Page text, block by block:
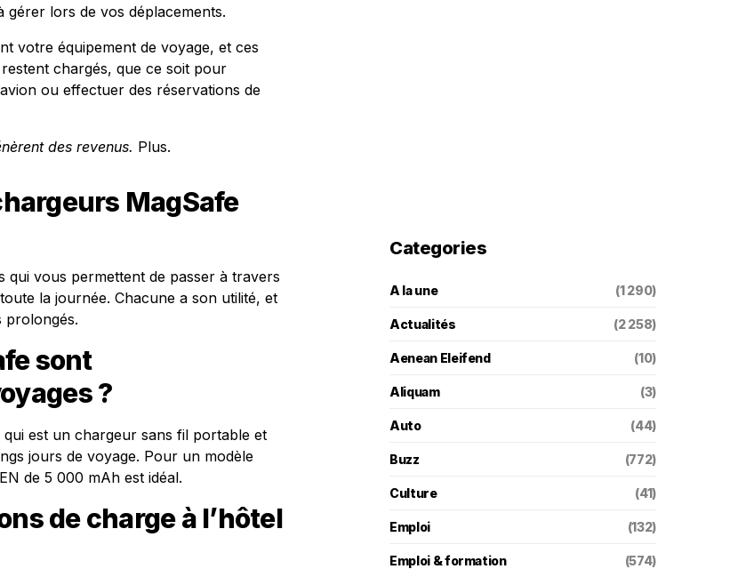
lors de vos déplacements.
votre équipement de voyage, et ces
chargés, que ce soit pour
ou effectuer des réservations de
des revenus. Plus.
MagSafe
qui vous permettent de passer à travers
la journée. Chacune a son utilité, et
prolongés.
sont
?
est un chargeur sans fil portable et
jours de voyage. Pour un modèle
de 5 000 mAh est idéal.
de charge à l’hôtel
Categories
A la une (1 290)
Actualités (2 258)
Aenean Eleifend (10)
Aliquam (3)
Auto (44)
Buzz (772)
Culture (41)
Emploi (132)
Emploi & formation (574)